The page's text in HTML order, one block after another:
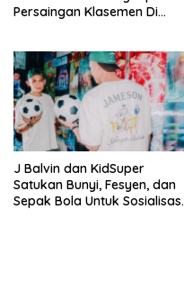
Persaingan Klasemen Di
J Balvin dan KidSuper
Satukan Bunyi, Fesyen, dan
Sepak Bola Untuk Sosialisasi